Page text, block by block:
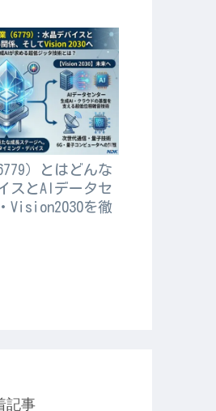
）とはどんな
スとAIデータセ
Vision2030を徹
記事